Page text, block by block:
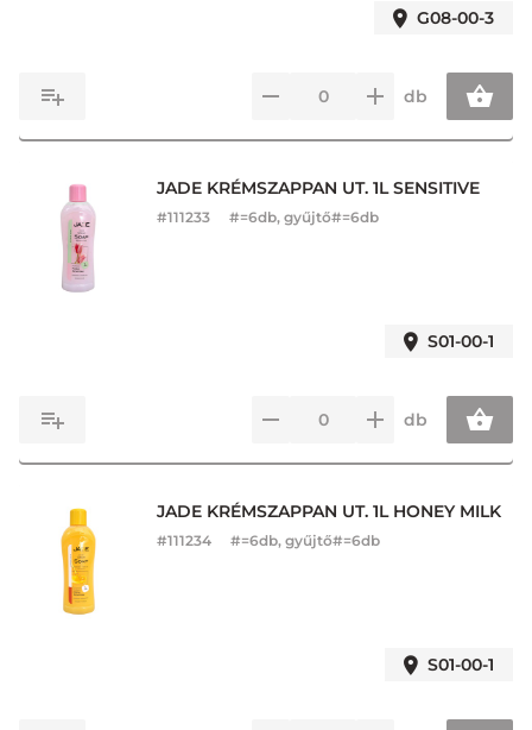
G08-00-3
db
JADE KRÉMSZAPPAN UT. 1L SENSITIVE
#111233 #=6db, gyűjtő#=6db
S01-00-1
db
JADE KRÉMSZAPPAN UT. 1L HONEY MILK
#111234 #=6db, gyűjtő#=6db
S01-00-1